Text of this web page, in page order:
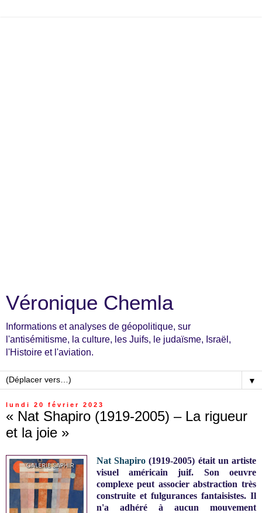
Véronique Chemla
Informations et analyses de géopolitique, sur
l'antisémitisme, la culture, les Juifs, le judaïsme, Israël,
l'Histoire et l'aviation.
▼
lundi 20 février 2023
« Nat Shapiro (1919-2005) – La rigueur
et la joie »
Nat Shapiro (1919-2005) était un artiste
visuel américain juif. Son oeuvre
complexe peut associer abstraction très
construite et fulgurances fantaisistes. Il
n'a adhéré à aucun mouvement